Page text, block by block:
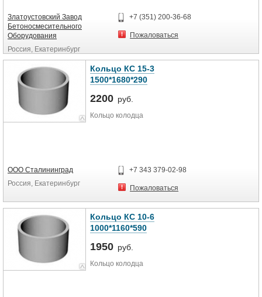
кольца 900мм). Универсальная
Златоустовский Завод
Бетоносмесительного
Оборудования
Россия, Екатеринбург
+7 (351) 200-36-68
Пожаловаться
Кольцо КС 15-3
1500*1680*290
2200 руб.
Кольцо колодца
ООО Сталининград
Россия, Екатеринбург
+7 343 379-02-98
Пожаловаться
Кольцо КС 10-6
1000*1160*590
1950 руб.
Кольцо колодца